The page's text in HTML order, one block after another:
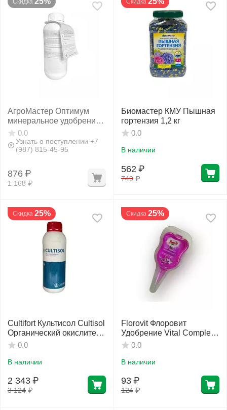
Скидка
АгроМастер Оптимум
минеральное удобрение
с индикатором pH 1 л
0.0
Узнать о поступлении +7
(987) 815-45-95
1 168 ₽
876 ₽
Скидка
Биомастер КМУ Пышная
гортензия 1,2 кг
0.0
В наличии
749 ₽
562 ₽
Скидка 25%
Cultifort Культисол Cultisol
Органический окислитель
1 л0.0
В наличии
3 124 ₽
2 343 ₽
Скидка 25%
Florovit Флоровит
Удобрение Vital Complex
для орхидей 30 мл
0.0
В наличии
124 ₽
93 ₽